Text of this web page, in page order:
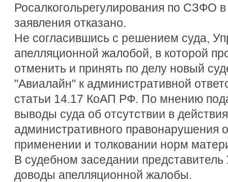
Росалкогольрегулирования по СЗФО
заявления отказано.
Не согласившись с решением суда,
апелляционной жалобой, в которой
отменить и принять по делу новый
"Авиалайн" к административной
статьи 14.17 КоАП РФ. По мнению
выводы суда об отсутствии в
административного правонарушения
применении и толковании норм
В судебном заседании
доводы апелляционной жалобы.